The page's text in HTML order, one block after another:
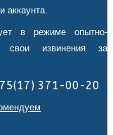
аккаунта.
в режиме опытно-
свои извинения за
371-00-20